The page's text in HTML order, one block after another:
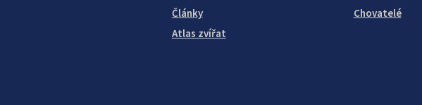
Články
Atlas zvířat
Chovatelé